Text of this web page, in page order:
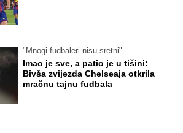
"Mnogi fudbaleri nisu sretni"
Imao je sve, a patio je u tišini:
Bivša zvijezda Chelseaja otkrila
mračnu tajnu fudbala